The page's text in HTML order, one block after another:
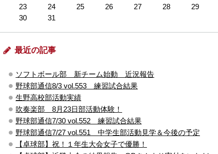
23
24 25 26 27 28
29
30
31
最近の記事
ソフトボール部 新チーム始動 近況報告
野球部通信8/3 vol.553 練習試合結果
生野高校部活動実績
吹奏楽部 8月23日部活動体験！
野球部通信7/30 vol.552 練習試合結果
野球部通信7/27 vol.551 中学生部活動見学＆今後の予定
【卓球部】祝！１年生大会女子で優勝！